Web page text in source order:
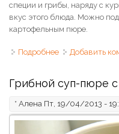
специи и грибы, наряду с
вкус этого блюда. Можно
картофельным пюре.
Подробнее о Куриная
Добавить
Грибной суп-пюре
* Алена Пт, 19/04/2013 -